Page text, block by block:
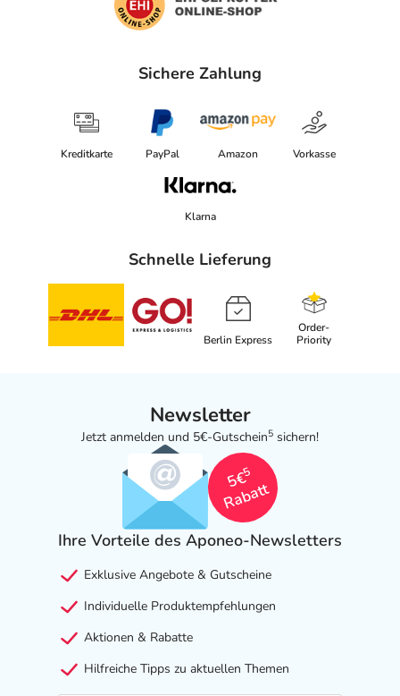
Sichere Zahlung
Kreditkarte PayPal Amazon Vorkasse
Klarna
Schnelle Lieferung
Berlin Express
Order-
Priority
Newsletter
Jetzt anmelden und 5€-Gutschein5 sichern!
5€
5
Rabatt
Ihre Vorteile des Aponeo-Newsletters
Exklusive Angebote & Gutscheine
Individuelle Produktempfehlungen
Aktionen & Rabatte
Hilfreiche Tipps zu aktuellen Themen